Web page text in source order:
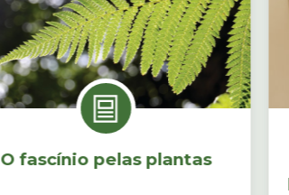
O fascínio pelas plantas